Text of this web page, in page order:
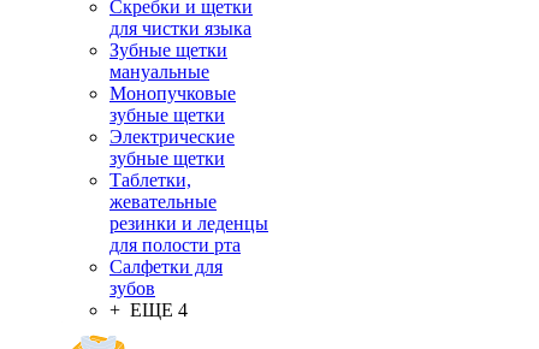
Скребки и щетки
для чистки языка
Зубные щетки
мануальные
Монопучковые
зубные щетки
Электрические
зубные щетки
Таблетки,
жевательные
резинки и леденцы
для полости рта
Салфетки для
зубов
+ ЕЩЕ 4